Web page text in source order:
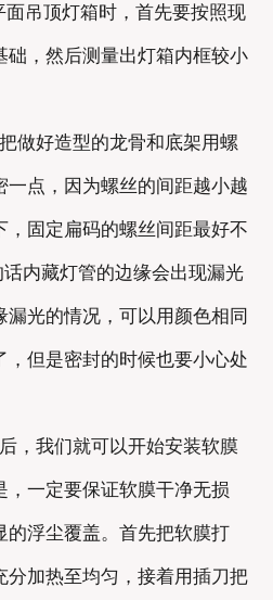
面吊顶灯箱时，首先要按照现
础，然后测量出灯箱内框较小
做好造型的龙骨和底架用螺
一点，因为螺丝的间距越小越
，固定扁码的螺丝间距最好不
内藏灯管的边缘会出现漏光
光的情况，可以用颜色相同
，但是密封的时候也要小心处
，我们就可以开始安装软膜
，一定要保证软膜干净无损
的浮尘覆盖。首先把软膜打
分加热至均匀，接着用插刀把